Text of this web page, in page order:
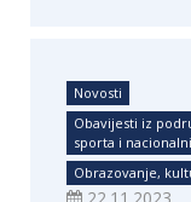
Novosti
Obavijesti iz
sporta i
Obrazovanje,